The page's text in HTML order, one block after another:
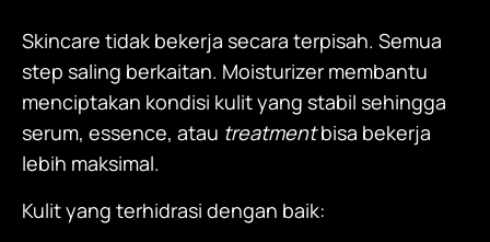
Skincare tidak bekerja secara terpisah. Semua
step saling berkaitan. Moisturizer membantu
menciptakan kondisi kulit yang stabil sehingga
serum, essence, atau treatmentbisa bekerja
lebih maksimal.
Kulit yang terhidrasi dengan baik: